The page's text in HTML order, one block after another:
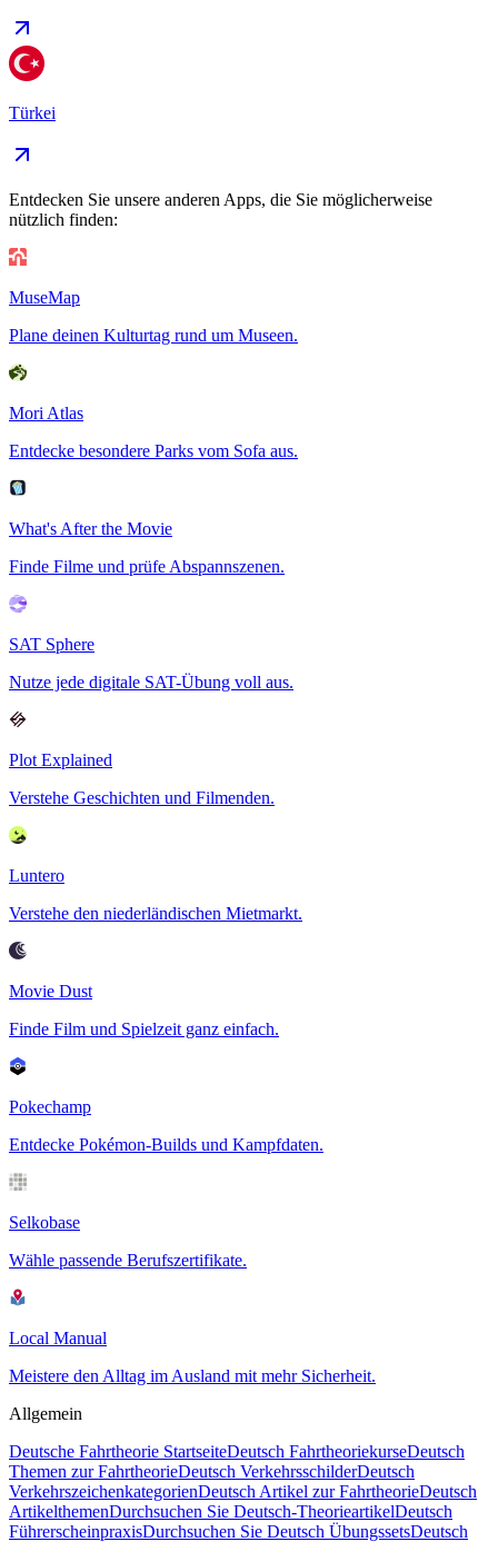
Türkei
Entdecken Sie unsere anderen Apps, die Sie möglicherweise
nützlich finden:
MuseMap
Plane deinen Kulturtag rund um Museen.
Mori Atlas
Entdecke besondere Parks vom Sofa aus.
What's After the Movie
Finde Filme und prüfe Abspannszenen.
SAT Sphere
Nutze jede digitale SAT-Übung voll aus.
Plot Explained
Verstehe Geschichten und Filmenden.
Luntero
Verstehe den niederländischen Mietmarkt.
Movie Dust
Finde Film und Spielzeit ganz einfach.
Pokechamp
Entdecke Pokémon-Builds und Kampfdaten.
Selkobase
Wähle passende Berufszertifikate.
Local Manual
Meistere den Alltag im Ausland mit mehr Sicherheit.
Allgemein
Deutsche Fahrtheorie StartseiteDeutsch FahrtheoriekurseDeutsch
Themen zur FahrtheorieDeutsch VerkehrsschilderDeutsch
VerkehrszeichenkategorienDeutsch Artikel zur FahrtheorieDeutsch
ArtikelthemenDurchsuchen Sie Deutsch-TheorieartikelDeutsch
FührerscheinpraxisDurchsuchen Sie Deutsch ÜbungssetsDeutsch